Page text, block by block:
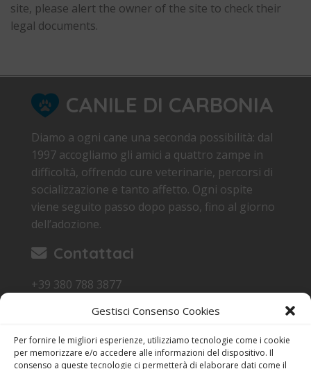
Gestisci Consenso Cookies
Per fornire le migliori esperienze, utilizziamo tecnologie come i cookie
per memorizzare e/o accedere alle informazioni del dispositivo. Il
consenso a queste tecnologie ci permetterà di elaborare dati come il
site, please alert the owner of the site to check their
legal documents.
CANILE DI CARBONIA
Diamo a ogni cane una seconda possibilità: dal
1997 accogliamo gli amici a quattro zampe in
difficoltà, offrendo cure veterinarie, percorsi di
socializzazione e tanto affetto. Ogni ospite
viene seguito passo dopo passo, fino al giorno
dell’adozione.
Contattaci
+39 380 788 3877
Loc. Sa Terredda 09013 Carbonia SU
Orari di Visita